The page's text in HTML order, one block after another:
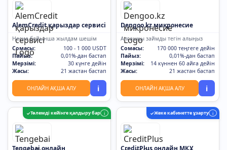
AlemCredit қарыздар сервисі
Несие бойынша жылдам шешім
Сомасы:
100 - 1 000 USDT
Пайыз:
0,01%-дан бастап
Мерзімі:
30 күнге дейін
Жасы:
21 жастан бастап
ОНЛАЙН АҚША АЛУ i
Dengoo.kz микронесие
Алғашқы займды тегін алыңыз
Сомасы:
170 000 теңгеге дейін
Пайыз:
0,01%-дан бастап
Мерзімі:
14 күннен 60 айға дейін
Жасы:
21 жастан бастап
ОНЛАЙН АҚША АЛУ i
✓Төлемді кейінге қалдыру бар i
Tengebai онлайн
✓Жеке кабинетте ұзарту i
CreditPlus онлайн МҚҰ